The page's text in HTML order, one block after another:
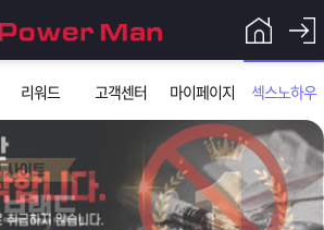
리워드 고객센터 마이페이지 섹스노하우